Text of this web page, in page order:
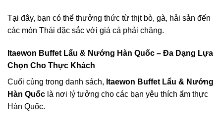
Tại đây, bạn có thể thưởng thức từ thịt bò, gà, hải sản đến
các món Thái đặc sắc với giá cả phải chăng.
Itaewon Buffet Lẩu & Nướng Hàn Quốc – Đa Dạng Lựa
Chọn Cho Thực Khách
Cuối cùng trong danh sách, Itaewon Buffet Lẩu & Nướng
Hàn Quốc là nơi lý tưởng cho các bạn yêu thích ẩm thực
Hàn Quốc.